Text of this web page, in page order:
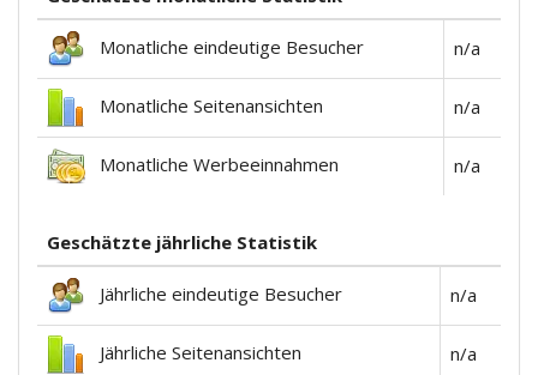
Monatliche eindeutige Besucher n/a
Monatliche Seitenansichten n/a
Monatliche Werbeeinnahmen n/a
Geschätzte jährliche Statistik
Jährliche eindeutige Besucher n/a
Jährliche Seitenansichten n/a